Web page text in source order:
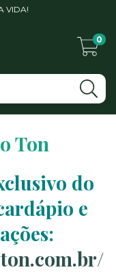
VIDA!
0
Ton
do
e